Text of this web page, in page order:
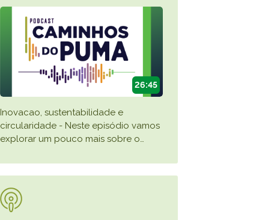
26:45
Inovacao, sustentabilidade e
circularidade - Neste episódio vamos
explorar um pouco mais sobre o…